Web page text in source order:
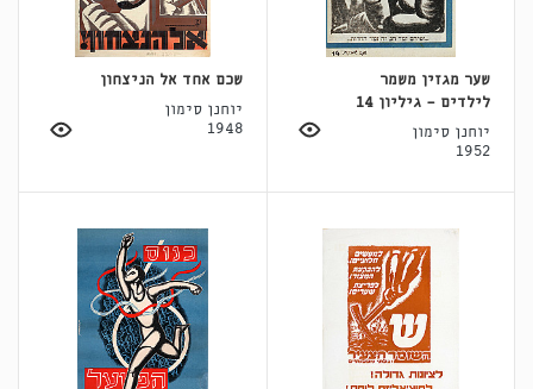
שער מגזין משמר
לילדים - גיליון 14
יוחנן סימון
1952
שכם אחד אל הניצחון
יוחנן סימון
1948